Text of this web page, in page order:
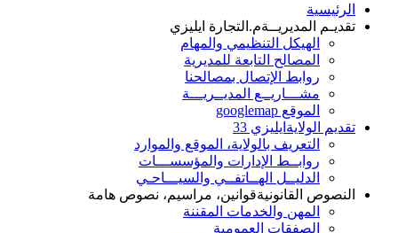
الرئيسية
تقديـم المديريــةم.التجارة ايليزي
الهيكل التنظيمي والمهام
المصالح التابعة للمديرية
روابط الإتصال بمصالحنا
مشـــاريــع المديــريـــة
الموقع googlemap
تقديم الولاية ايليزي 33
التعريف بالولاية، الموقع والموارد
روابــط الإدارات والمؤسســـات
الدليــل الهــاتفــي والسيـــاحـي
النصوص القانونيةقوانين، مراسيم، نصوص هامة
المهن والخدمات المقننة
الصفقات العمومية